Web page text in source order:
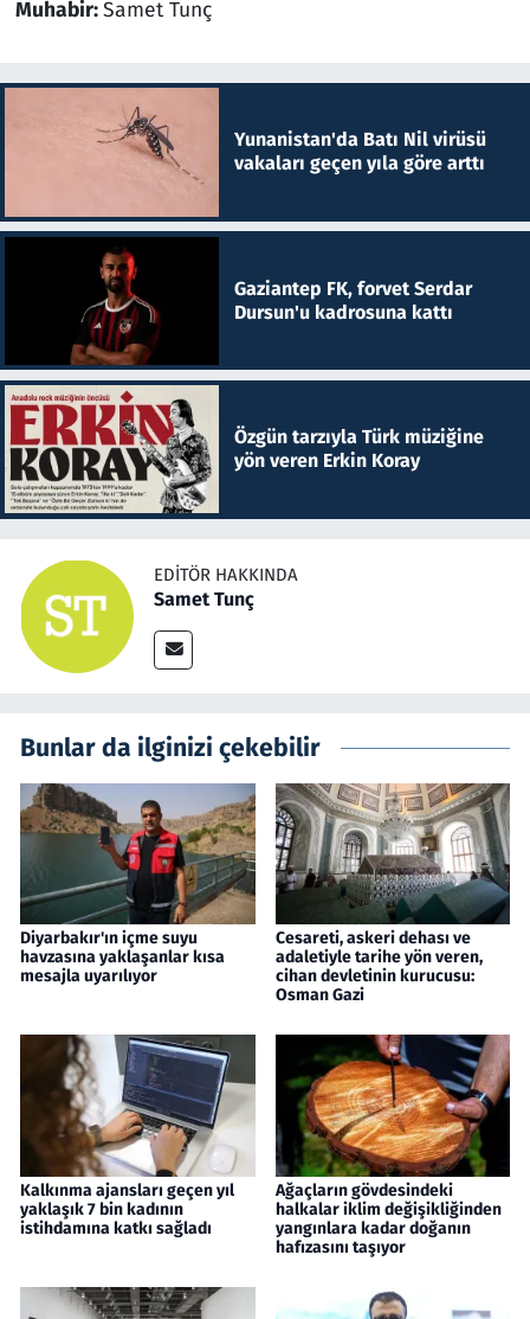
Muhabir:Samet Tunç
Yunanistan'da Batı Nil virüsü
vakaları geçen yıla göre arttı
Gaziantep FK, forvet Serdar
Dursun'u kadrosuna kattı
Özgün tarzıyla Türk müziğine
yön veren Erkin Koray
EDITÖR HAKKINDA
Samet Tunç
Bunlar da ilginizi çekebilir
Diyarbakır'ın içme suyu
havzasına yaklaşanlar kısa
mesajla uyarılıyor
Cesareti, askeri dehası ve
adaletiyle tarihe yön veren,
cihan devletinin kurucusu:
Osman Gazi
Kalkınma ajansları geçen yıl
yaklaşık 7 bin kadının
istihdamına katkı sağladı
Ağaçların gövdesindeki
halkalar iklim değişikliğinden
yangınlara kadar doğanın
hafızasını taşıyor